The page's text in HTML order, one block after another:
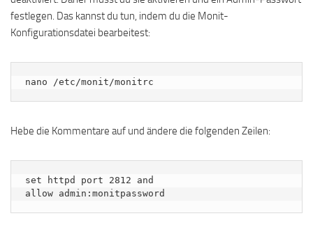
festlegen. Das kannst du tun, indem du die Monit-
Konfigurationsdatei bearbeitest:
nano /etc/monit/monitrc
Hebe die Kommentare auf und ändere die folgenden Zeilen:
set httpd port 2812 and